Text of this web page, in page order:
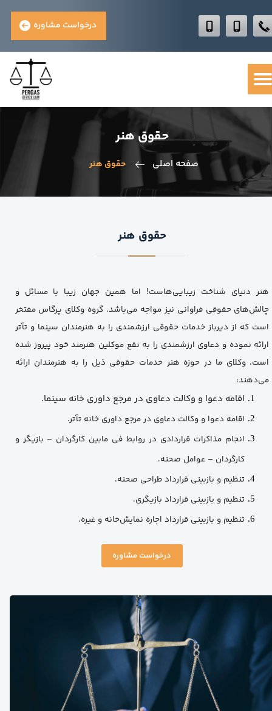
درخواست مشاوره
حقوق هنر
صفحه اصلی حقوق هنر
حقوق هنر
هنر دنیای شناخت زیبایی‌هاست! اما همین جهان زیبا با مسائل و
چالش‌های حقوقی فراوانی نیز مواجه می‌باشد. گروه وکلای پرگاس مفتخر
است که از دیرباز خدمات حقوقی ارزشمندی را به هنرمندان سینما و تآتر
ارائه نموده و دعاوی ارزشمندی را به نفع موکلین هنرمند خود پیروز شده
است. وکلای ما در حوزه هنر خدمات حقوقی ذیل را به هنرمندان ارائه
می‌دهند:
اقامه دعوا و وکالت دعاوی در مرجع داوری خانه سینما.
اقامه دعوا و وکالت دعاوی در مرجع داوری خانه تآتر.
انجام مذاکرات قراردادی در روابط فی مابین کارگردان – بازیگر و
کارگردان – عوامل صحنه.
تنظیم و بازبینی قرارداد طراحی صحنه.
تنظیم و بازبینی قرارداد بازیگری.
تنظیم و بازبینی قرارداد اجاره نمایش‌خانه و غیره.
درخواست مشاوره